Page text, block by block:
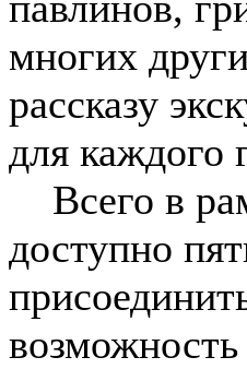
многих
рассказу
для каждого
Всего в
доступно